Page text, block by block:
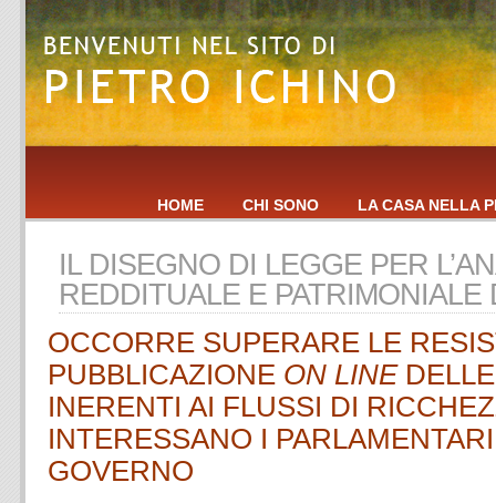
HOME CHI SONO LA CASA NELLA
IL DISEGNO DI LEGGE PER
REDDITUALE E PATRIMONIALE
OCCORRE SUPERARE LE
PUBBLICAZIONE ON LINE
INERENTI AI FLUSSI DI
INTERESSANO I
GOVERNO